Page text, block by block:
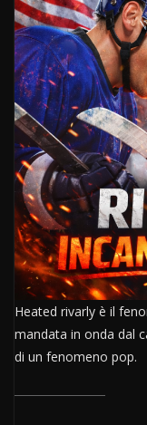
Heated rivarly è il
mandata in onda dal
di un fenomeno pop.